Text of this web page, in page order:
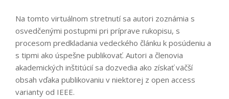
Na tomto virtuálnom stretnutí sa autori zoznámia s
osvedčenými postupmi pri príprave rukopisu, s
procesom predkladania vedeckého článku k posúdeniu a
s tipmi ako úspešne publikovať. Autori a členovia
akademických inštitúcií sa dozvedia ako získať väčší
obsah vďaka publikovaniu v niektorej z open access
varianty od IEEE.